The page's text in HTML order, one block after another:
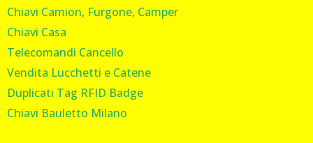
Chiavi Camion, Furgone, Camper
Chiavi Casa
Telecomandi Cancello
Vendita Lucchetti e Catene
Duplicati Tag RFID Badge
Chiavi Bauletto Milano